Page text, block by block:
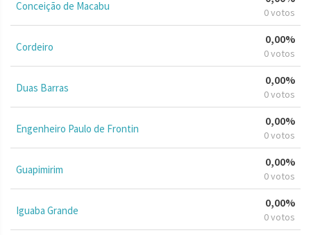
Conceição de Macabu 0 votos
Cordeiro
0,00%
0 votos
Duas Barras
0,00%
0 votos
Engenheiro Paulo de Frontin
0,00%
0 votos
Guapimirim
0,00%
0 votos
Iguaba Grande
0,00%
0 votos